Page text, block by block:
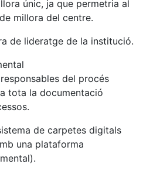
únic, ja que permetria al
millora del centre.
de lideratge de la institució.
del procés
tota la documentació
de carpetes digitals
una plataforma